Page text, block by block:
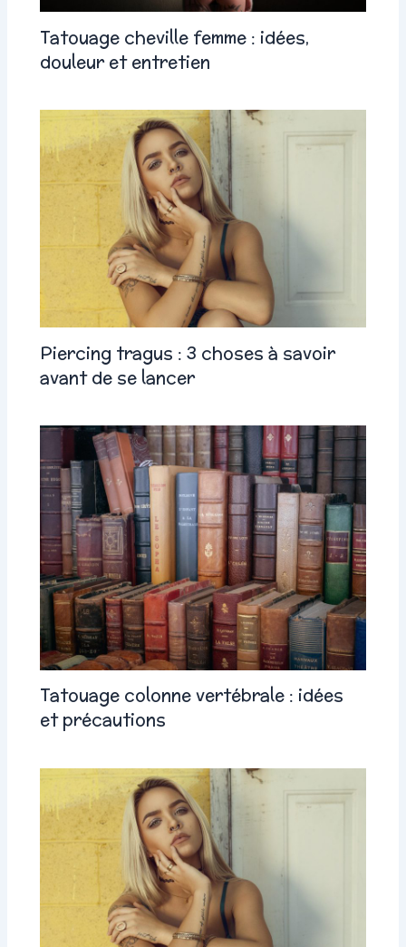
Tatouage cheville femme : idées,
douleur et entretien
Piercing tragus : 3 choses à savoir
avant de se lancer
Tatouage colonne vertébrale : idées
et précautions